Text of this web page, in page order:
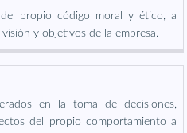
propio código moral y ético, a
y objetivos de la empresa.
en la toma de decisiones,
del propio comportamiento a